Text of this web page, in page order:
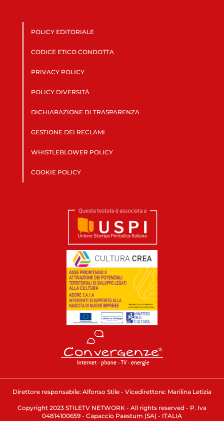
POLICY EDITORIALE
CODICE ETICO CONDOTTA
PRIVACY POLICY
POLICY DIVERSITÀ
DICHIARAZIONE DI TRASPARENZA
GESTIONE DEI RECLAMI
WHISTLEBLOWER POLICY
COOKIE POLICY
Direttore responsabile: Alfonso Stile - Vicedirettore: Marilina Letizia
Copyright 2023 STILETV NETWORK - All rights reserved - P. Iva
04814100659 - Capaccio Paestum (SA) - ITALIA